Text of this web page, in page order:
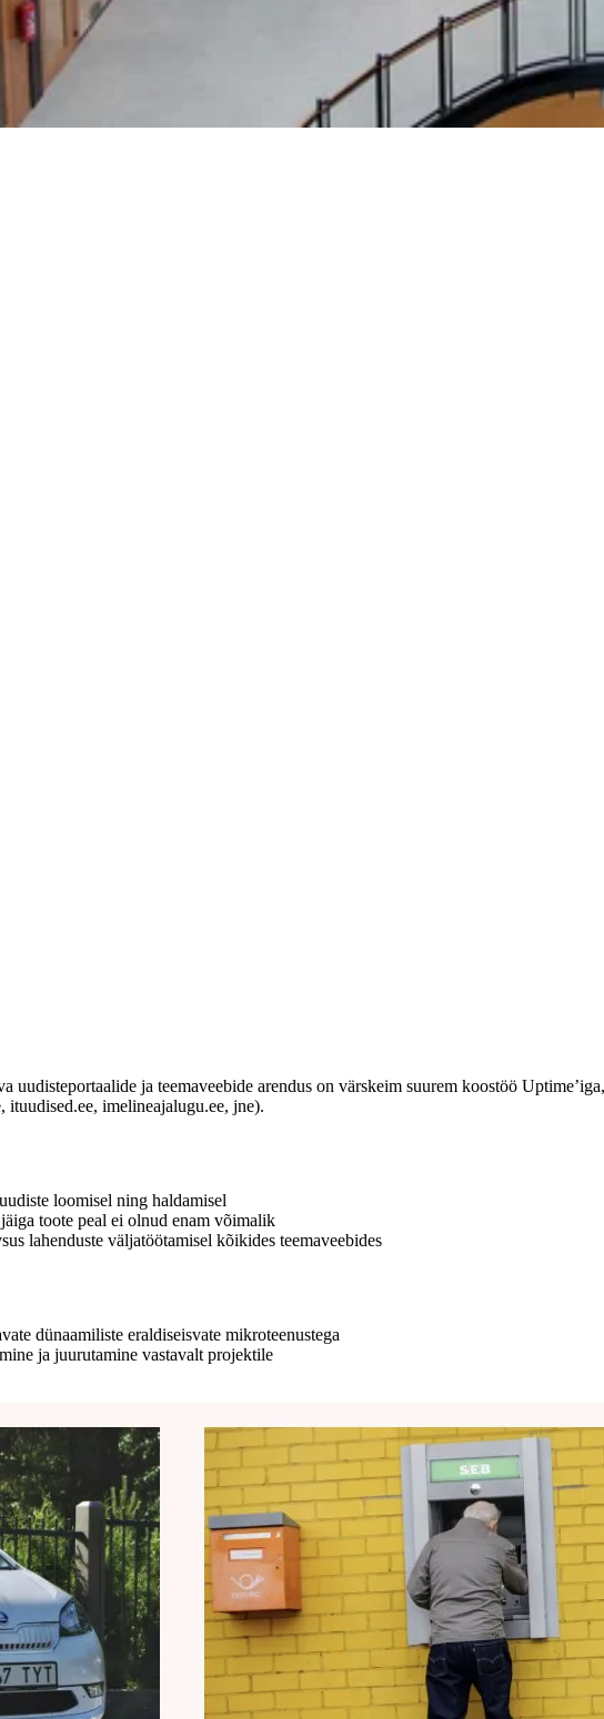
uudisteportaalide ja teemaveebide arendus on värskeim suurem koostöö
imelineajalugu.ee, jne).
loomisel ning haldamisel
toote peal ei olnud enam võimalik
lahenduste väljatöötamisel kõikides teemaveebides
dünaamiliste eraldiseisvate mikroteenustega
ja juurutamine vastavalt projektile